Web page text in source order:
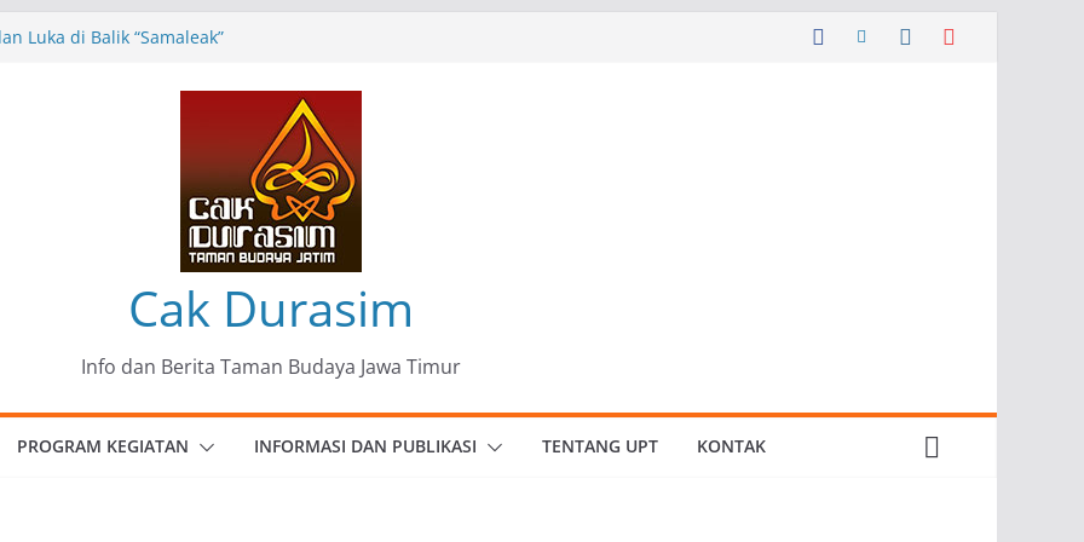
Luka di Balik “Samaleak”
Ungkapan Kritis Tentang Derita
Patria Seni Rupa Kota Blitar :
Menjadi Mantra Perlawanan
Cak Durasim
Info dan Berita Taman Budaya Jawa Timur
PROGRAM KEGIATAN INFORMASI DAN PUBLIKASI TENTANG UPT KONTAK